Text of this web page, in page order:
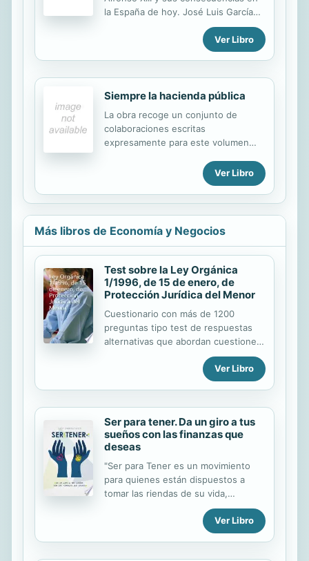
la España de hoy. José Luis García
Delgado es rector de la Universidad
Internacional Menéndez Pelayo y
uno de los historiadores económicos
Ver Libro
Siempre la hacienda pública
La obra recoge un conjunto de
colaboraciones escritas
expresamente para este volumen
Fuentes Quintana, al objeto de
rendir homenaje al maestro de
hacendistas, fallecido en 2007, una
pensamiento económico español de
la segunda mitad del siglo XX.
Ver Libro
Más libros de Economía y Negocios
Test sobre la Ley Orgánica
1/1996, de 15 de enero, de
Protección Jurídica del Menor
Cuestionario con más de 1200
preguntas tipo test de respuestas
alternativas que abordan cuestiones
tanto sobre el articulado como sobre
las distintas disposiciones que
integran la Ley. Test de especial
de distinta índole.
Ver Libro
Ser para tener. Da un giro a tus
sueños con las finanzas que
deseas
"Ser para Tener es un movimiento
para quienes están dispuestos a
tomar las riendas de su vida,
partiendo de su realidad actual y
construyendo paso a paso la vida de
sus sueños con las finanzas que
Ver Libro